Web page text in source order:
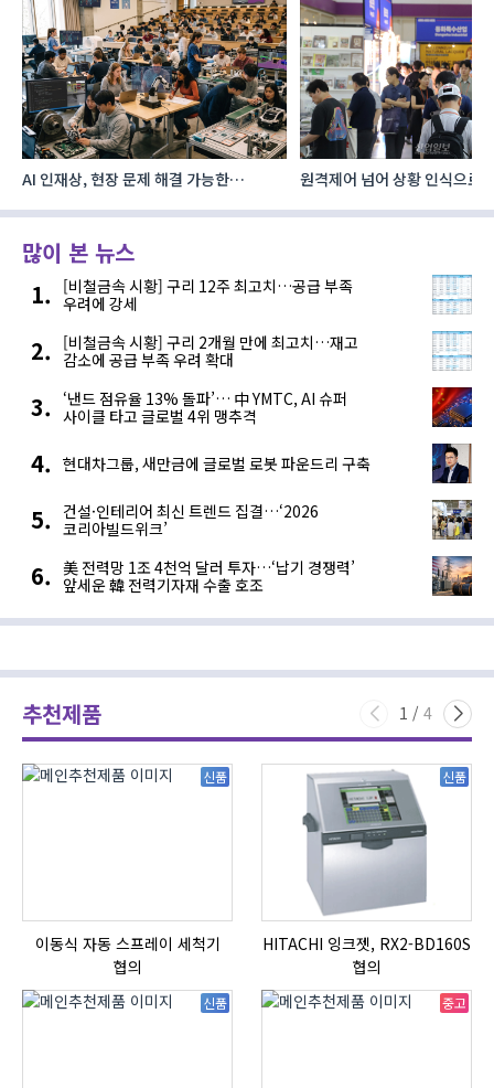
AI 인재상, 현장 문제 해결 가능한
원격제어 넘어 상황 인식으로,
많이 본 뉴스
[비철금속 시황] 구리 12주 최고치…공급 부족
우려에 강세
[비철금속 시황] 구리 2개월 만에 최고치…재고
감소에 공급 부족 우려 확대
‘낸드 점유율 13% 돌파’… 中 YMTC, AI 슈퍼
사이클 타고 글로벌 4위 맹추격
현대차그룹, 새만금에 글로벌 로봇 파운드리 구축
건설·인테리어 최신 트렌드 집결…‘2026
코리아빌드위크’
美 전력망 1조 4천억 달러 투자…‘납기 경쟁력’
앞세운 韓 전력기자재 수출 호조
추천제품 1 / 4
신품
이동식 자동 스프레이 세척기
협의
신품
HITACHI 잉크젯, RX2-BD160S
협의
신품 중고